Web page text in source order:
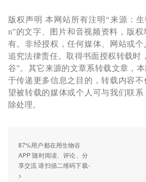
版权声明 本网站所有注明“来源：
n”的文字、图片和音视频资料，版
有。非经授权，任何媒体、网站或
追究法律责任。取得书面授权转载时
谷”。其它来源的文章系转载文章，
于传递更多信息之目的，转载内容
望被转载的媒体或个人可与我们联系
除处理。
87%用户都在用生物谷
APP 随时阅读、评论、分
享交流 请扫描二维码下载-
>